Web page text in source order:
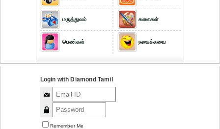
மருத்துவம்
பெண்கள்
கலைகள்
நகைச்சுவை
Login with Diamond Tamil
Remember Me